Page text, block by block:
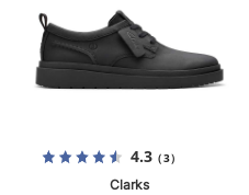
4.3（3）
Clarks